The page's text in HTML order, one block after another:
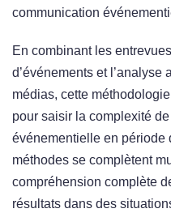
communication
En combinant les
d’événements et
médias, cette
pour saisir la complexité
événementielle en période
méthodes se complètent
compréhension complète
résultats dans des